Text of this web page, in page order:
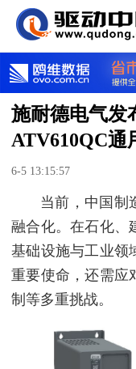
施耐德电气
ATV610QC通
6-5 13:15:57
当前，中国制
融合化。在石化、
基础设施与工业领
重要使命，还需应
制等多重挑战。